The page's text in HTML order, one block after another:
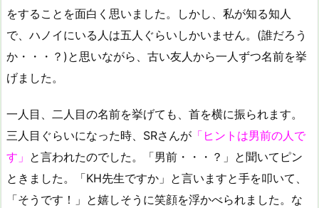
をすることを面白く思いました。しかし、私が知る知人
で、ハノイにいる人は五人ぐらいしかいません。(誰だろう
か・・・？)と思いながら、古い友人から一人ずつ名前を挙
げました。
一人目、二人目の名前を挙げても、首を横に振られます。
三人目ぐらいになった時、SRさんが 「ヒントは男前の人で
す」 と言われたのでした。「男前・・・？」と聞いてピン
ときました。「KH先生ですか」と言いますと手を叩いて、
「そうです！」と嬉しそうに笑顔を浮かべられました。な